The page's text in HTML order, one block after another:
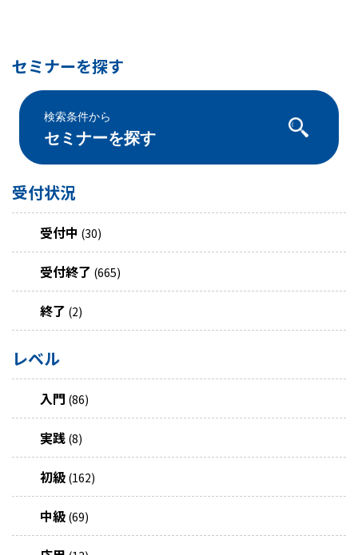
セミナーを探す
検索条件から
セミナーを探す
受付状況
受付中 (30)
受付終了 (665)
終了 (2)
レベル
入門 (86)
実践 (8)
初級 (162)
中級 (69)